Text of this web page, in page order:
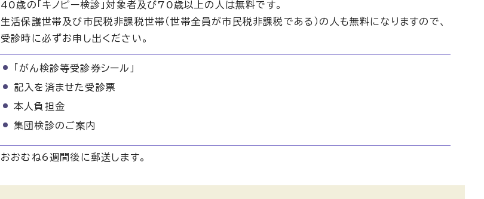
40歳の「キノピー検診」対象者及び70歳以上の人は無料です。
生活保護世帯及び市民税非課税世帯（世帯全員が市民税非課税である）の人も無料になりますので、
受診時に必ずお申し出ください。
「がん検診等受診券シール」
記入を済ませた受診票
本人負担金
集団検診のご案内
おおむね6週間後に郵送します。